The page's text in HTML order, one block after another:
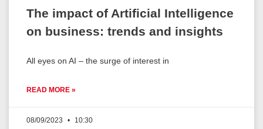
The impact of Artificial Intelligence
on business: trends and insights
All eyes on AI – the surge of interest in
READ MORE »
08/09/2023 10:30